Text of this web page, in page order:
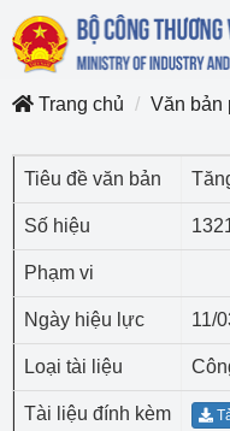
Trang chủ
Văn bản
Tiêu đề văn bản
Số hiệu
Phạm vi
Ngày hiệu lực 11/
Loại tài liệu
Tài liệu đính kèm